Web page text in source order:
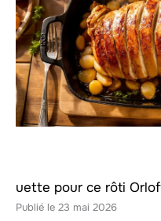
uette pour ce rôti
23 mai 2026